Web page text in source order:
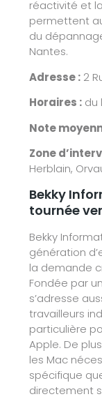
réactivité et
permettent
du
Nantes.
Adresse : 2
Horaires : du
Note
Zone
Herblain,
Bekky
tournée
Bekky
génération
la demande
Fondée par
s’adresse
travailleurs
particulière
Apple. De
les Mac
spécifique
directement